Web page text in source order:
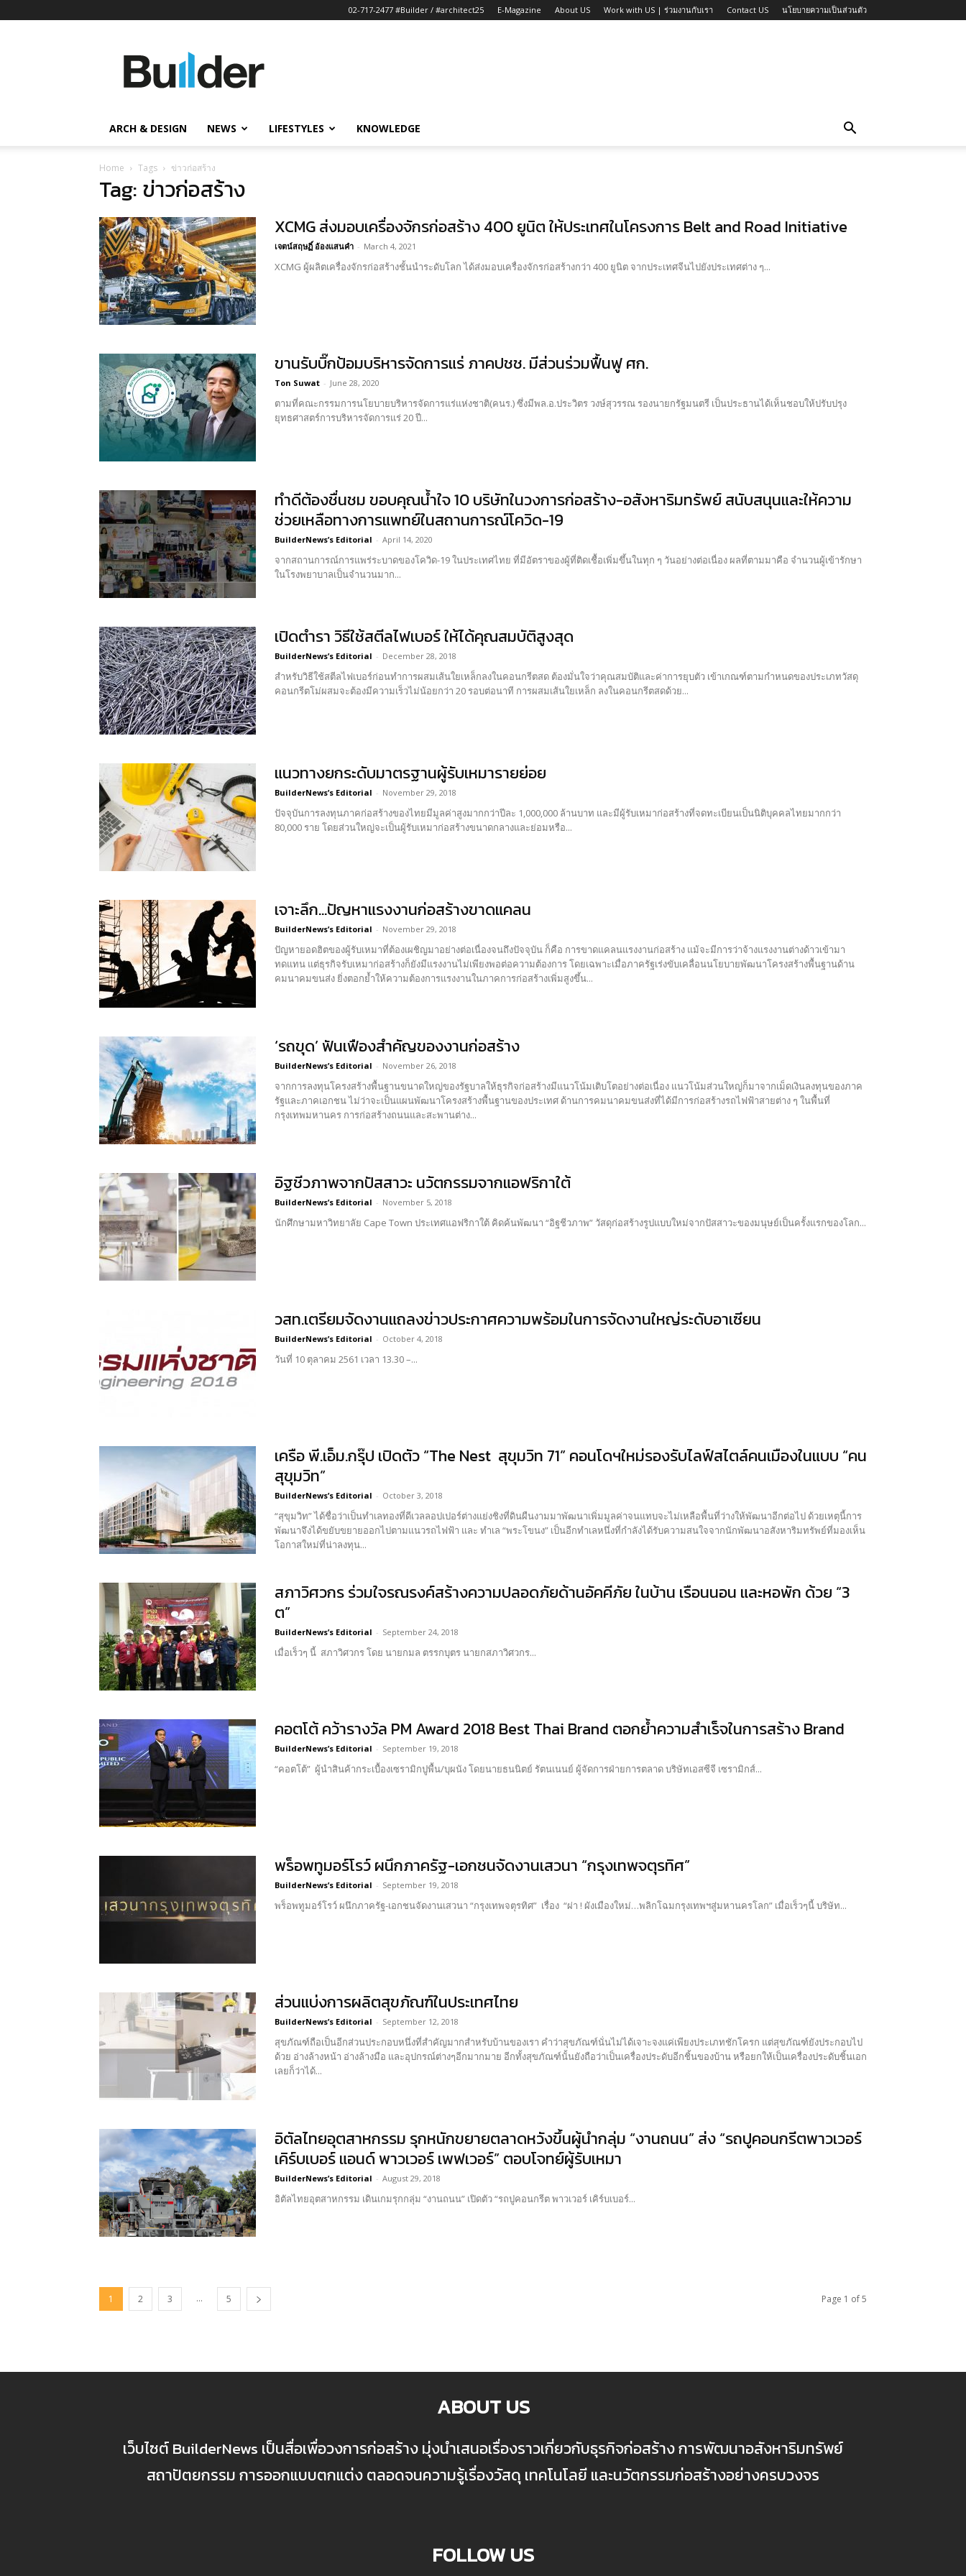
02-717-2477 #Builder / #architect25 E-Magazine About US Work with US | ร่วมงานกับเรา Contact US นโยบายความเป็นส่วนตัว
ข่าว
ก่อสร้าง
ARCH & DESIGN NEWS LIFESTYLES KNOWLEDGE
Home Tags ข่าวก่อสร้าง
Tag: ข่าวก่อสร้าง
XCMG ส่งมอบเครื่องจักรก่อสร้าง 400 ยูนิต ให้ประเทศในโครงการ Belt and Road Initiative
เจตน์สฤษฏิ์ อ้องแสนคำ - March 4, 2021
XCMG ผู้ผลิตเครื่องจักรก่อสร้างชั้นนำระดับโลก ได้ส่งมอบเครื่องจักรก่อสร้างกว่า 400 ยูนิต จากประเทศจีนไปยังประเทศต่าง ๆ...
ขานรับบิ๊กป้อมบริหารจัดการแร่ ภาคปชช. มีส่วนร่วมฟื้นฟู ศก.
Ton Suwat - June 28, 2020
ตามที่คณะกรรมการนโยบายบริหารจัดการแร่แห่งชาติ(คนร.) ซึ่งมีพล.อ.ประวิตร วงษ์สุวรรณ รองนายกรัฐมนตรี เป็นประธานได้เห็นชอบให้ปรับปรุง
ยุทธศาสตร์การบริหารจัดการแร่ 20 ปี...
ทำดีต้องชื่นชม ขอบคุณน้ำใจ 10 บริษัทในวงการก่อสร้าง-อสังหาริมทรัพย์ สนับสนุนและให้ความ
ช่วยเหลือทางการแพทย์ในสถานการณ์โควิด-19
BuilderNews’s Editorial - April 14, 2020
จากสถานการณ์การแพร่ระบาดของโควิด-19 ในประเทศไทย ที่มีอัตราของผู้ที่ติดเชื้อเพิ่มขึ้นในทุก ๆ วันอย่างต่อเนื่อง ผลที่ตามมาคือ จำนวนผู้เข้ารักษา
ในโรงพยาบาลเป็นจำนวนมาก...
เปิดตำรา วิธีใช้สตีลไฟเบอร์ ให้ได้คุณสมบัติสูงสุด
BuilderNews’s Editorial - December 28, 2018
สำหรับวิธีใช้สตีลไฟเบอร์ก่อนทำการผสมเส้นใยเหล็กลงในคอนกรีตสด ต้องมั่นใจว่าคุณสมบัติและค่าการยุบตัว เข้าเกณฑ์ตามกำหนดของประเภทวัสดุ
คอนกรีตโม่ผสมจะต้องมีความเร็วไม่น้อยกว่า 20 รอบต่อนาที การผสมเส้นใยเหล็ก ลงในคอนกรีตสดด้วย...
แนวทางยกระดับมาตรฐานผู้รับเหมารายย่อย
BuilderNews’s Editorial - November 29, 2018
ปัจจุบันการลงทุนภาคก่อสร้างของไทยมีมูลค่าสูงมากกว่าปีละ 1,000,000 ล้านบาท และมีผู้รับเหมาก่อสร้างที่จดทะเบียนเป็นนิติบุคคลไทยมากกว่า
80,000 ราย โดยส่วนใหญ่จะเป็นผู้รับเหมาก่อสร้างขนาดกลางและย่อมหรือ...
เจาะลึก…ปัญหาแรงงานก่อสร้างขาดแคลน
BuilderNews’s Editorial - November 29, 2018
ปัญหายอดฮิตของผู้รับเหมาที่ต้องเผชิญมาอย่างต่อเนื่องจนถึงปัจจุบัน ก็คือ การขาดแคลนแรงงานก่อสร้าง แม้จะมีการว่าจ้างแรงงานต่างด้าวเข้ามา
ทดแทน แต่ธุรกิจรับเหมาก่อสร้างก็ยังมีแรงงานไม่เพียงพอต่อความต้องการ โดยเฉพาะเมื่อภาครัฐเร่งขับเคลื่อนนโยบายพัฒนาโครงสร้างพื้นฐานด้าน
คมนาคมขนส่ง ยิ่งตอกย้ำให้ความต้องการแรงงานในภาคการก่อสร้างเพิ่มสูงขึ้น...
‘รถขุด’ ฟันเฟืองสำคัญของงานก่อสร้าง
BuilderNews’s Editorial - November 26, 2018
จากการลงทุนโครงสร้างพื้นฐานขนาดใหญ่ของรัฐบาลให้ธุรกิจก่อสร้างมีแนวโน้มเติบโตอย่างต่อเนื่อง แนวโน้มส่วนใหญ่ก็มาจากเม็ดเงินลงทุนของภาค
รัฐและภาคเอกชน ไม่ว่าจะเป็นแผนพัฒนาโครงสร้างพื้นฐานของประเทศ ด้านการคมนาคมขนส่งที่ได้มีการก่อสร้างรถไฟฟ้าสายต่าง ๆ ในพื้นที่
กรุงเทพมหานคร การก่อสร้างถนนและสะพานต่าง...
อิฐชีวภาพจากปัสสาวะ นวัตกรรมจากแอฟริกาใต้
BuilderNews’s Editorial - November 5, 2018
นักศึกษามหาวิทยาลัย Cape Town ประเทศแอฟริกาใต้ คิดค้นพัฒนา “อิฐชีวภาพ” วัสดุก่อสร้างรูปแบบใหม่จากปัสสาวะของมนุษย์เป็นครั้งแรกของโลก...
วสท.เตรียมจัดงานแถลงข่าวประกาศความพร้อมในการจัดงานใหญ่ระดับอาเซียน
BuilderNews’s Editorial - October 4, 2018
วันที่ 10 ตุลาคม 2561 เวลา 13.30 –...
เครือ พี.เอ็ม.กรุ๊ป เปิดตัว “The Nest สุขุมวิท 71” คอนโดฯใหม่รองรับไลฟ์สไตล์คนเมืองในแบบ “คน
สุขุมวิท”
BuilderNews’s Editorial - October 3, 2018
“สุขุมวิท” ได้ชื่อว่าเป็นทำเลทองที่ดีเวลลอปเปอร์ต่างแย่งชิงที่ดินผืนงามมาพัฒนาเพิ่มมูลค่าจนแทบจะไม่เหลือพื้นที่ว่างให้พัฒนาอีกต่อไป ด้วยเหตุนี้การ
พัฒนาจึงได้ขยับขยายออกไปตามแนวรถไฟฟ้า และ ทำเล “พระโขนง” เป็นอีกทำเลหนึ่งที่กำลังได้รับความสนใจจากนักพัฒนาอสังหาริมทรัพย์ที่มองเห็น
โอกาสใหม่ที่น่าลงทุน...
สภาวิศวกร ร่วมใจรณรงค์สร้างความปลอดภัยด้านอัคคีภัย ในบ้าน เรือนนอน และหอพัก ด้วย “3
ต”
BuilderNews’s Editorial - September 24, 2018
เมื่อเร็วๆ นี้ สภาวิศวกร โดย นายกมล ตรรกบุตร นายกสภาวิศวกร...
คอตโต้ คว้ารางวัล PM Award 2018 Best Thai Brand ตอกย้ำความสำเร็จในการสร้าง Brand
BuilderNews’s Editorial - September 19, 2018
“คอตโต้” ผู้นำสินค้ากระเบื้องเซรามิกปูพื้น/บุผนัง โดยนายธนนิตย์ รัตนเนนย์ ผู้จัดการฝ่ายการตลาด บริษัทเอสซีจี เซรามิกส์...
พร็อพทูมอร์โรว์ ผนึกภาครัฐ-เอกชนจัดงานเสวนา “กรุงเทพจตุรทิศ”
BuilderNews’s Editorial - September 19, 2018
พร็อพทูมอร์โรว์ ผนึกภาครัฐ-เอกชนจัดงานเสวนา “กรุงเทพจตุรทิศ” เรื่อง “ผ่า ! ผังเมืองใหม่…พลิกโฉมกรุงเทพฯสู่มหานครโลก” เมื่อเร็วๆนี้ บริษัท...
ส่วนแบ่งการผลิตสุขภัณฑ์ในประเทศไทย
BuilderNews’s Editorial - September 12, 2018
สุขภัณฑ์ถือเป็นอีกส่วนประกอบหนึ่งที่สำคัญมากสำหรับบ้านของเรา คำว่าสุขภัณฑ์นั่นไม่ได้เจาะจงแค่เพียงประเภทชักโครก แต่สุขภัณฑ์ยังประกอบไป
ด้วย อ่างล้างหน้า อ่างล้างมือ และอุปกรณ์ต่างๆอีกมากมาย อีกทั้งสุขภัณฑ์นั้นยังถือว่าเป็นเครื่องประดับอีกชิ้นของบ้าน หรือยกให้เป็นเครื่องประดับชิ้นเอก
เลยก็ว่าได้...
อิตัลไทยอุตสาหกรรม รุกหนักขยายตลาดหวังขึ้นผู้นำกลุ่ม “งานถนน” ส่ง “รถปูคอนกรีตพาวเวอร์
เคิร์บเบอร์ แอนด์ พาวเวอร์ เพฟเวอร์” ตอบโจทย์ผู้รับเหมา
BuilderNews’s Editorial - August 29, 2018
อิตัลไทยอุตสาหกรรม เดินเกมรุกกลุ่ม “งานถนน” เปิดตัว “รถปูคอนกรีต พาวเวอร์ เคิร์บเบอร์...
1 2 3 ... 5 Page 1 of 5
ABOUT US
เว็บไซต์ BuilderNews เป็นสื่อเพื่อวงการก่อสร้าง มุ่งนำเสนอเรื่องราวเกี่ยวกับธุรกิจก่อสร้าง การพัฒนาอสังหาริมทรัพย์
สถาปัตยกรรม การออกแบบตกแต่ง ตลอดจนความรู้เรื่องวัสดุ เทคโนโลยี และนวัตกรรมก่อสร้างอย่างครบวงจร
FOLLOW US